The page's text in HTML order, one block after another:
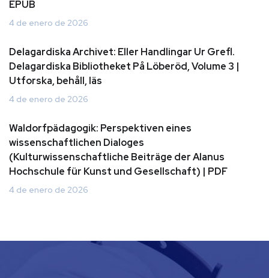
EPUB
4 de enero de 2026
Delagardiska Archivet: Eller Handlingar Ur Grefl.
Delagardiska Bibliotheket På Löberöd, Volume 3 |
Utforska, behåll, läs
4 de enero de 2026
Waldorfpädagogik: Perspektiven eines
wissenschaftlichen Dialoges
(Kulturwissenschaftliche Beiträge der Alanus
Hochschule für Kunst und Gesellschaft) | PDF
4 de enero de 2026